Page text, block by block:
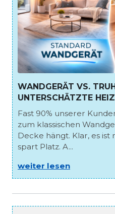
WANDGERÄT VS.
UNTERSCHÄTZTE
Fast 90% unserer
zum klassischen
Decke hängt. Klar, es ist
spart Platz. A...
weiter lesen